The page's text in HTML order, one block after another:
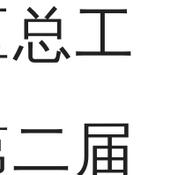
工
届